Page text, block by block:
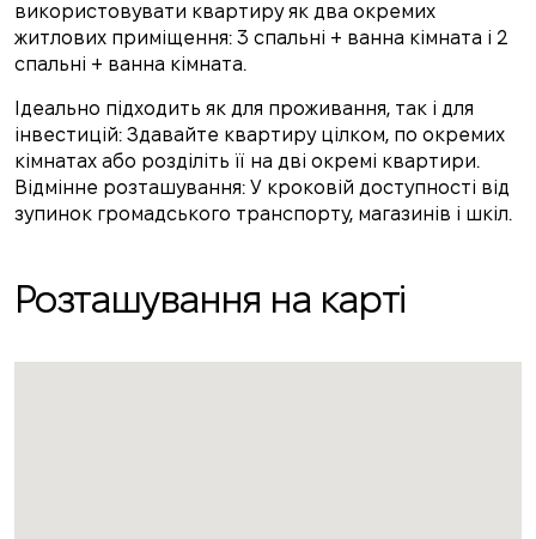
використовувати квартиру як два окремих
житлових приміщення: 3 спальні + ванна кімната і 2
спальні + ванна кімната.
Ідеально підходить як для проживання, так і для
інвестицій: Здавайте квартиру цілком, по окремих
кімнатах або розділіть її на дві окремі квартири.
Відмінне розташування: У кроковій доступності від
зупинок громадського транспорту, магазинів і шкіл.
Розташування на карті